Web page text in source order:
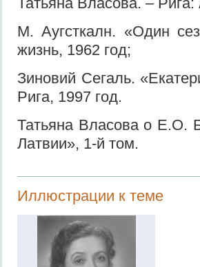
М. Аугсткалн. «Один
жизнь, 1962 год;
Зиновий Сегаль.
Рига, 1997 год.
Татьяна Власова о Е.О.
Латвии», 1-й том.
Иллюстрации к теме